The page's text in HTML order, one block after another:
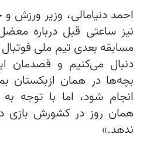
احمد دنیامالی، وزیر ورزش
نیز ساعتی قبل درباره
مسابقه بعدی تیم ملی
دنبال می‌کنیم و قصدمان
بچه‌ها در همان ازبکستان
انجام شود، اما با توجه
همان روز در کشورش بازی
ندهد.»